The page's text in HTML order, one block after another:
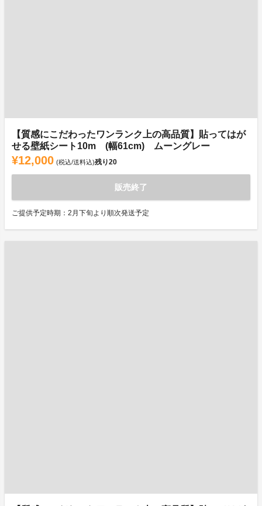
【質感にこだわったワンランク上の高品質】貼ってはが
せる壁紙シート10m (幅61cm) ムーングレー
¥12,000 (税込/送料込)残り20
販売終了
ご提供予定時期：2月下旬より順次発送予定